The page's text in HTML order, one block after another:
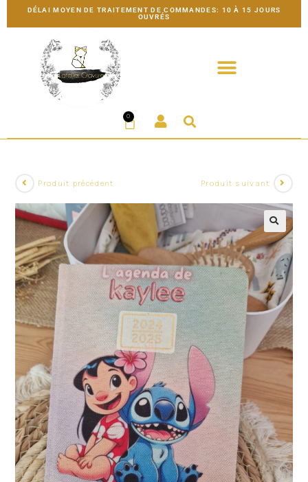
DÉLAI MOYEN DE TRAITEMENT DE COMMANDES: 10 À 15 JOURS
OUVRÉS
0
Produit précédent Produit suivant